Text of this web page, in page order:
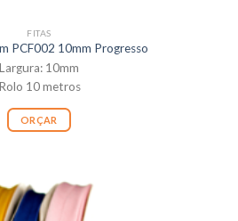
FITAS
PCF002 10mm Progresso
Largura: 10mm
Rolo 10 metros
ORÇAR